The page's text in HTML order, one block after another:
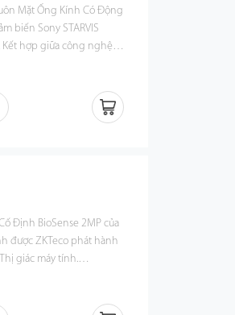
Mặt Ống Kính Có Động
biến Sony STARVIS
Kết hợp giữa công nghệ
trời từ ban ngày đến ban
các camera hỗ trợ triển
Định BioSense 2MP của
được ZKTeco phát hành
giác máy tính.
diện chính xác con